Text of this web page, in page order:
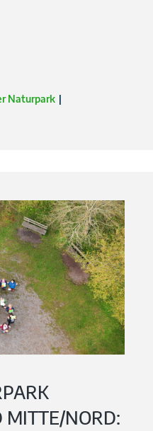
Naturpark
MITTE/NORD: